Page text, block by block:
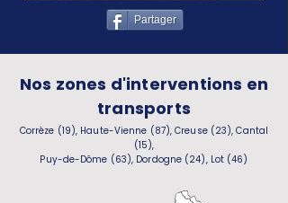
Partager
Nos zones d'interventions en
transports
Corrèze (19), Haute-Vienne (87), Creuse (23), Cantal
(15),
Puy-de-Dôme (63), Dordogne (24), Lot (46)